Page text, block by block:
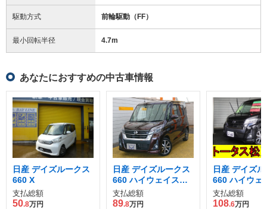
駆動方式 前輪駆動（FF）
最小回転半径 4.7m
あなたにおすすめの中古車情報
日産 デイズルークス
660 X
支払総額
50.8万円
日産 デイズルークス
660 ハイウェイスタ
ー Gターボ
支払総額
89.8万円
日産 デイズ
660 ハイウェ
ーX Gパッケ
支払総額
108.6万円